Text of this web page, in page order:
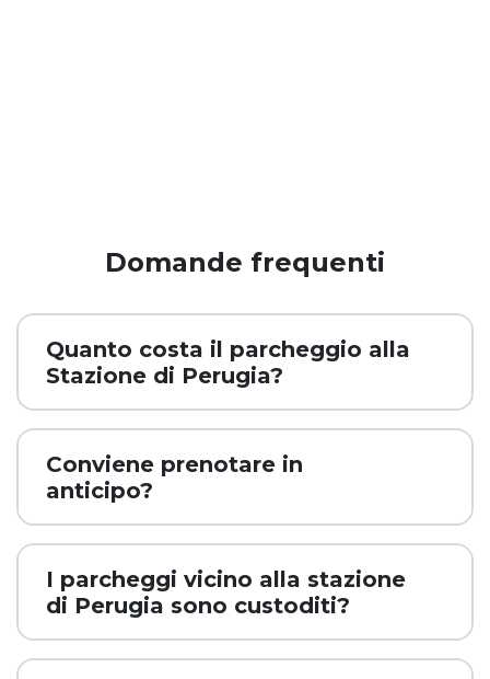
Domande frequenti
Quanto costa il parcheggio alla
Stazione di Perugia?
Conviene prenotare in
anticipo?
I parcheggi vicino alla stazione
di Perugia sono custoditi?